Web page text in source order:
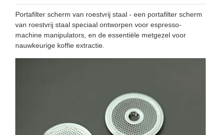
Portafilter scherm van roestvrij staal - een portafilter scherm
van roestvrij staal speciaal ontworpen voor espresso-
machine manipulators, en de essentiële metgezel voor
nauwkeurige koffie extractie.